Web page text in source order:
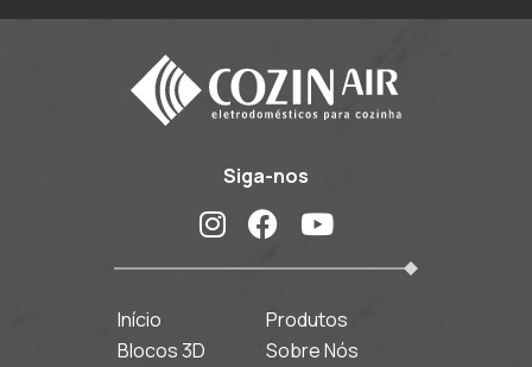
Siga-nos
Início
Produtos
Blocos 3D
Sobre Nós